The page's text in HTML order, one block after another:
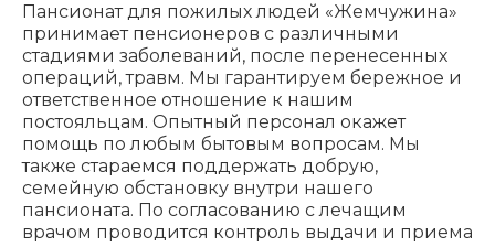
Пансионат для пожилых людей «Жемчужина»
принимает пенсионеров с различными
стадиями заболеваний, после перенесенных
операций, травм. Мы гарантируем бережное и
ответственное отношение к нашим
постояльцам. Опытный персонал окажет
помощь по любым бытовым вопросам. Мы
также стараемся поддержать добрую,
семейную обстановку внутри нашего
пансионата. По согласованию с лечащим
врачом проводится контроль выдачи и приема